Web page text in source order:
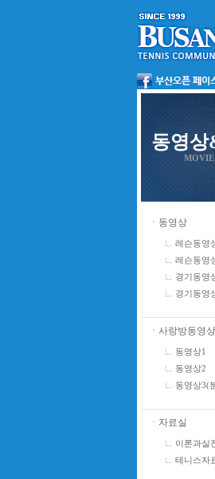
동영상
MOVIE
ㆍ동영상
레슨동영
레슨동영
경기동영
경기동영
ㆍ사랑방동영상
동영상1
동영상2
동영상3(
ㆍ자료실
이론과실
테니스자